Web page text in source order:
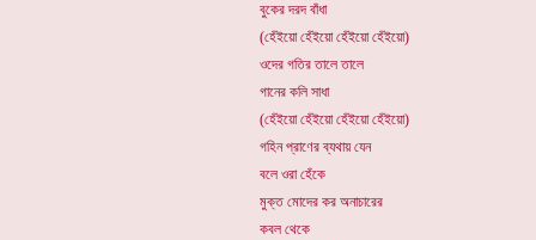
বুকের দরদ বাঁধা
(হেঁইয়ো হেঁইয়ো হেঁইয়ো হেঁইয়ো)
ওদের গতির তালে তালে
গানের কলি সাধা
(হেঁইয়ো হেঁইয়ো হেঁইয়ো হেঁইয়ো)
গহিন প্রাণের ব্যথায় যেন
বলে ওরা হেঁকে
মুক্ত মোদের কর অনাচারের
কবল থেকে